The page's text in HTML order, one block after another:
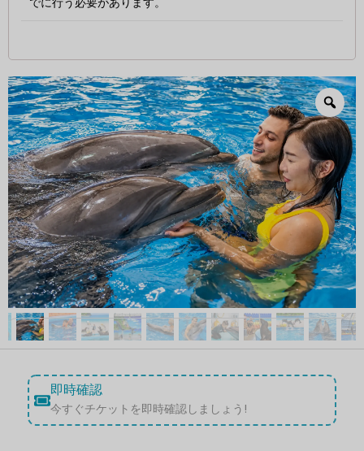
即時確認
今すぐチケットを即時確認しましょう!